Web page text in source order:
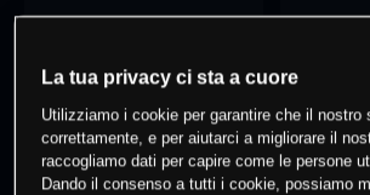
- -
0% dei clienti hanno
questo prodotto
La tua privacy ci sta a cuore
Utilizziamo i cookie per garantire che il nostro
correttamente, e per aiutarci a migliorare il
raccogliamo dati per capire come le persone
Dando il consenso a tutti i cookie, possiamo